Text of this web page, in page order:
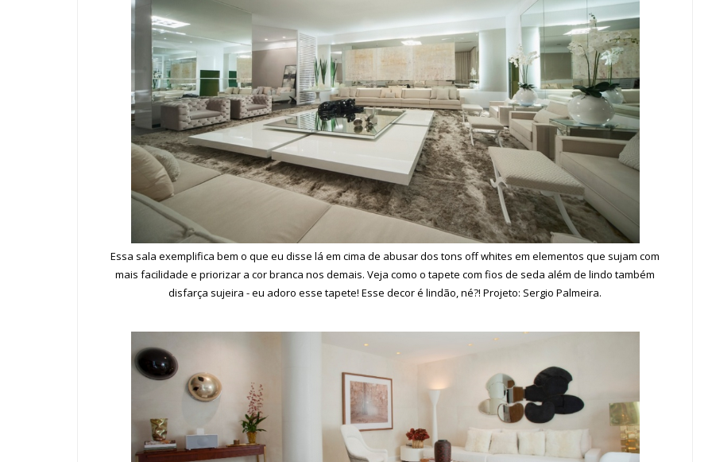
Essa sala exemplifica bem o que eu disse lá em cima de abusar dos tons off whites em elementos que sujam com
mais facilidade e priorizar a cor branca nos demais. Veja como o tapete com fios de seda além de lindo também
disfarça sujeira - eu adoro esse tapete! Esse decor é lindão, né?! Projeto: Sergio Palmeira.